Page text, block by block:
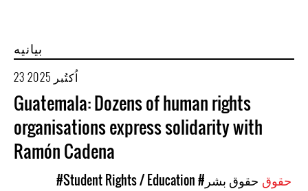
بیانیه
23 اُکتُبر 2025
Guatemala: Dozens of human rights
organisations express solidarity with
Ramón Cadena
#Student Rights / Education
#حقوق بشر